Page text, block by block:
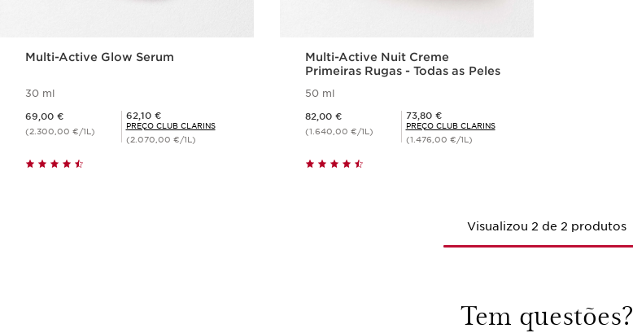
Multi-Active Glow Serum
30 ml
69,00 €
(2.300,00 €/1L)
Preço Club Clarins 62,10 €
62,10 €
PREÇO CLUB CLARINS
(2.070,00 €/1L)
Visualização rápida
Multi-Active Nuit Creme
Primeiras Rugas - Todas as Peles
50 ml
82,00 €
(1.640,00 €/1L)
Preço Club Clarins 73,80 €
73,80 €
PREÇO CLUB CLARINS
(1.476,00 €/1L)
Visualização rápida
Visualizou 2 de 2 produtos
Tem questões?